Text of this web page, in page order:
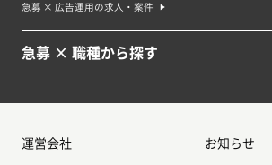
急募 × 広告運用の求人・案件
急募 × 職種から探す
運営会社 お知らせ